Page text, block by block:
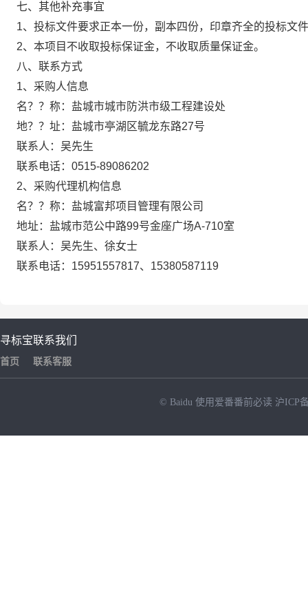
七、其他补充事宜
1、投标文件要求正本一份，副本四份，印章齐全的投标文
2、本项目不收取投标保证金，不收取质量保证金。
八、联系方式
1、采购人信息
名？？称：盐城市城市防洪市级工程建设处
地？？址：盐城市亭湖区毓龙东路27号
联系人：吴先生
联系电话：0515-89086202
2、采购代理机构信息
名？？称：盐城富邦项目管理有限公司
地址：盐城市范公中路99号金座广场A-710室
联系人：吴先生、徐女士
联系电话：15951557817、15380587119
寻标宝
首页
联系我们
联系客服
© Baidu 使用爱番番前必读 沪ICP